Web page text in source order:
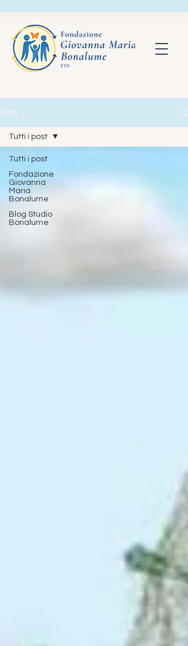
Blog
Tutti i post
Fondazione
Giovanna
Maria
Bonalume
Blog Studio
Bonalume
Tutti i post